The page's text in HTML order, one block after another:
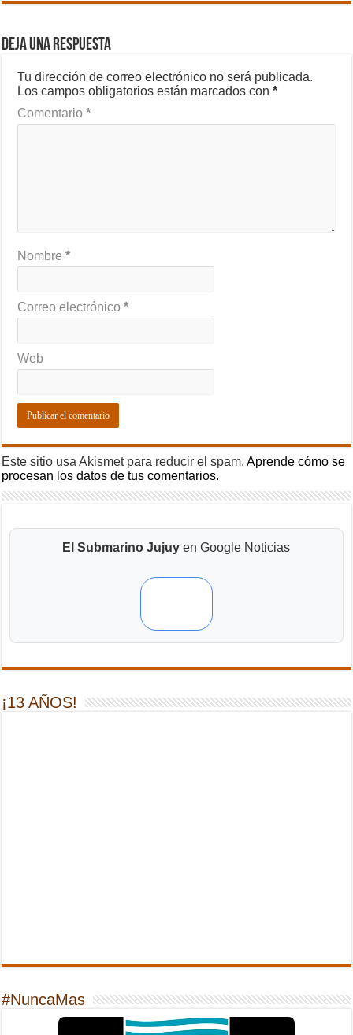
Deja una respuesta
Tu dirección de correo electrónico no será publicada.
Los campos obligatorios están marcados con*
Comentario*
Nombre*
Correo electrónico*
Web
Este sitio usa Akismet para reducir el spam.Aprende cómo se
procesan los datos de tus comentarios.
El Submarino Jujuy en Google Noticias
¡13 AÑOS!
#NuncaMas